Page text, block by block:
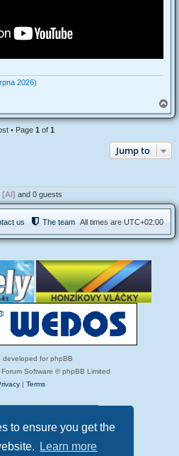
to ensure you get the
Learn more
2026)
o
p
• Page 1 of 1
Jump to
[AI] and 0 guests
All times are UTC+02:00
The team
us
developed for phpBB
Software © phpBB Limited
| Terms